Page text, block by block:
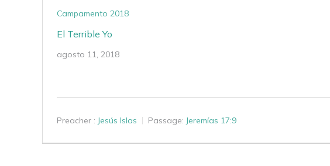
Campamento 2018
El Terrible Yo
agosto 11, 2018
Preacher : Jesús Islas Passage: Jeremías 17:9